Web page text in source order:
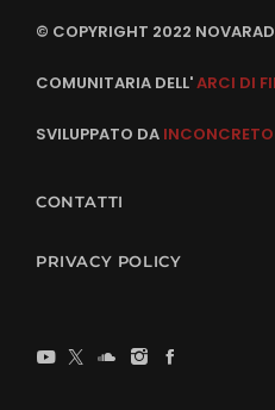
© COPYRIGHT 2022
COMUNITARIA DELL'ARCI DI
SVILUPPATO DA INCONCRETO
CONTATTI
PRIVACY POLICY